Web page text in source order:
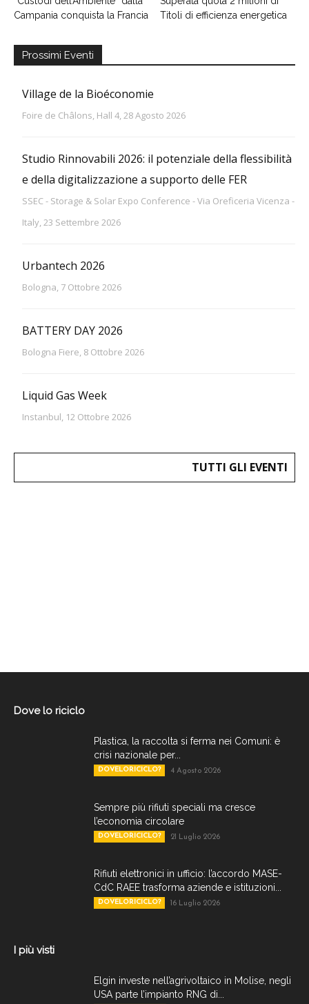
Campania conquista la Francia
Titoli di efficienza energetica
Prossimi Eventi
Village de la Bioéconomie
Foire de Châlons, Hall 4, 28 Agosto 2026
Studio Rinnovabili 2026: il potenziale della flessibilità
e della digitalizzazione a supporto delle FER
SSEC - Storage & Solar Expo Conference - Via Oreficeria Vicenza -
Italy, 23 Settembre 2026
Urbantech 2026
Bologna, 7 Ottobre 2026
BATTERY DAY 2026
Bologna Fiere, 8 Ottobre 2026
Liquid Gas Week
Instanbul, 12 Ottobre 2026
TUTTI GLI EVENTI
Dove lo riciclo
Plastica, la raccolta si ferma nei Comuni: è
crisi nazionale per...
DOVELORICICLO? 4 Agosto 2026
Sempre più rifiuti speciali ma cresce
l’economia circolare
DOVELORICICLO? 21 Luglio 2026
Rifiuti elettronici in ufficio: l’accordo MASE-
CdC RAEE trasforma aziende e istituzioni...
DOVELORICICLO? 16 Luglio 2026
I più visti
Elgin investe nell’agrivoltaico in Molise, negli
USA parte l’impianto RNG di...